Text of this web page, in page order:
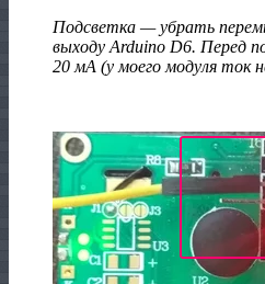
Подсветка — убрать
выходу Arduino D6. Перед
20 мА (у моего модуля ток